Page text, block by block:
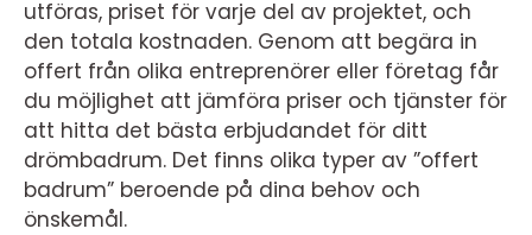
utföras, priset för varje del av projektet, och
den totala kostnaden. Genom att begära in
offert från olika entreprenörer eller företag får
du möjlighet att jämföra priser och tjänster för
att hitta det bästa erbjudandet för ditt
drömbadrum. Det finns olika typer av ”offert
badrum” beroende på dina behov och
önskemål.